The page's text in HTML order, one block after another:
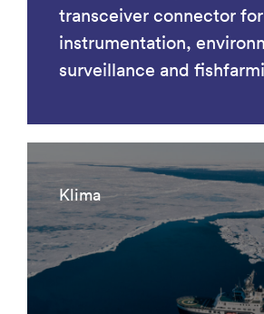
transceiver connector
instrumentation,
surveillance and
Klima